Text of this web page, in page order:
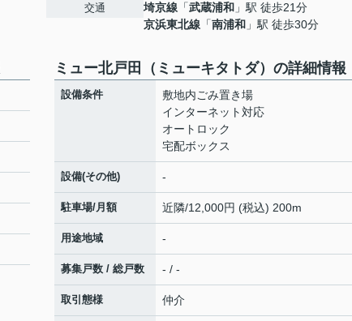
交通
埼京線 「武蔵浦和 」駅 徒歩21分
京浜東北線 「南浦和 」駅 徒歩30分
ミュー北戸田（ミューキタトダ）の詳細情報
設備条件
敷地内ごみ置き場
インターネット対応
オートロック
宅配ボックス
設備(その他) -
駐車場/月額 近隣/12,000円 (税込) 200m
用途地域 -
募集戸数 / 総戸数 - / -
取引態様 仲介